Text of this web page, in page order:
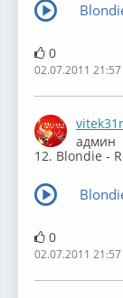
0
02.07.2011 21:57
админ
12. Blondie -
0
02.07.2011 21:57